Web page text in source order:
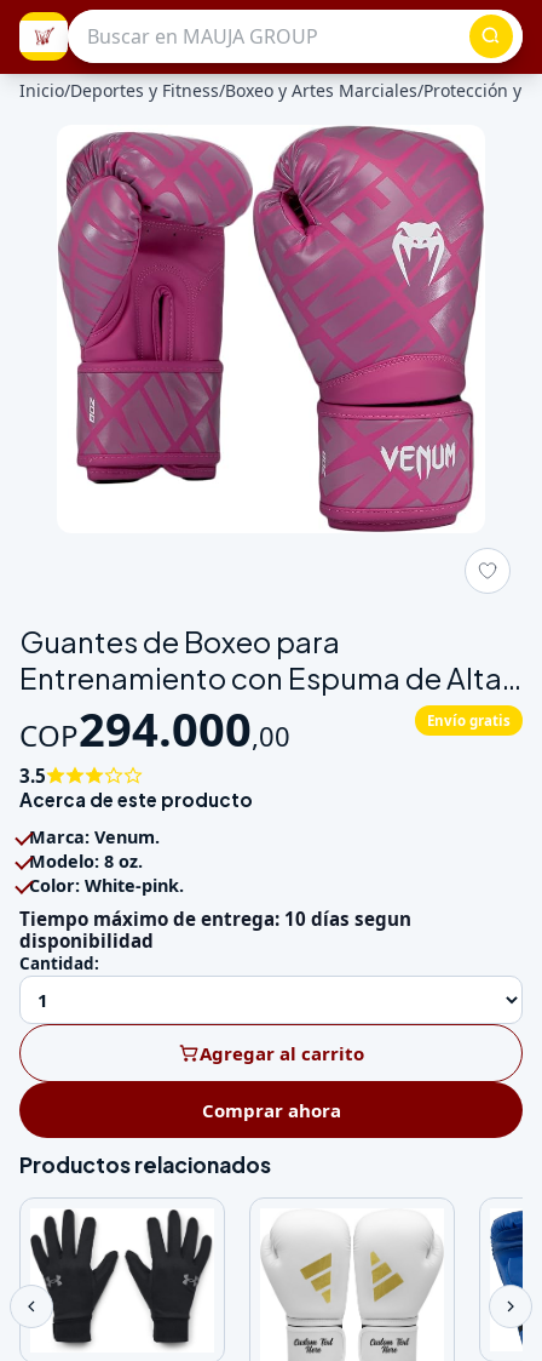
Inicio/Deportes y Fitness/Boxeo y Artes Marciales/Protección y
Guantes de Boxeo para
Entrenamiento con Espuma de Alta
Densi
COP294.000,00 Envío gratis
3.5
Acerca de este producto
Marca: Venum.
Modelo: 8 oz.
Color: White-pink.
Tiempo máximo de entrega: 10 días segun
disponibilidad
Cantidad:
Agregar al carrito
Comprar ahora
Productos relacionados